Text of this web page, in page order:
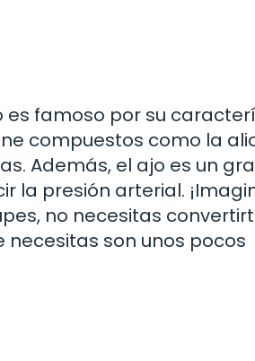
es famoso por su
compuestos como la
Además, el ajo es un
la presión arterial.
no necesitas
son unos pocos